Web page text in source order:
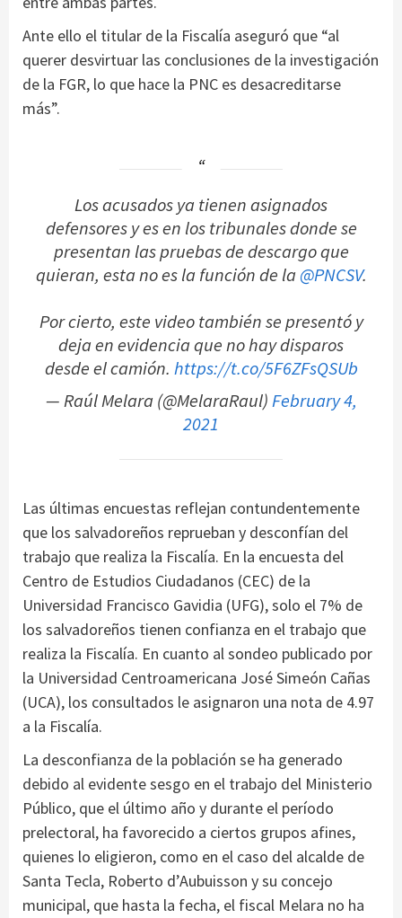
Ante ello el titular de la Fiscalía aseguró que “al
querer desvirtuar las conclusiones de la investigación
de la FGR, lo que hace la PNC es desacreditarse
más”.
Los acusados ya tienen asignados
defensores y es en los tribunales donde se
presentan las pruebas de descargo que
quieran, esta no es la función de la @PNCSV.
Por cierto, este video también se presentó y
deja en evidencia que no hay disparos
desde el camión. https://t.co/5F6ZFsQSUb
— Raúl Melara (@MelaraRaul)February 4,
2021
Las últimas encuestas reflejan contundentemente
que los salvadoreños reprueban y desconfían del
trabajo que realiza la Fiscalía. En la encuesta del
Centro de Estudios Ciudadanos (CEC) de la
Universidad Francisco Gavidia (UFG), solo el 7% de
los salvadoreños tienen confianza en el trabajo que
realiza la Fiscalía. En cuanto al sondeo publicado por
la Universidad Centroamericana José Simeón Cañas
(UCA), los consultados le asignaron una nota de 4.97
a la Fiscalía.
La desconfianza de la población se ha generado
debido al evidente sesgo en el trabajo del Ministerio
Público, que el último año y durante el período
prelectoral, ha favorecido a ciertos grupos afines,
quienes lo eligieron, como en el caso del alcalde de
Santa Tecla, Roberto d’Aubuisson y su concejo
municipal, que hasta la fecha, el fiscal Melara no ha